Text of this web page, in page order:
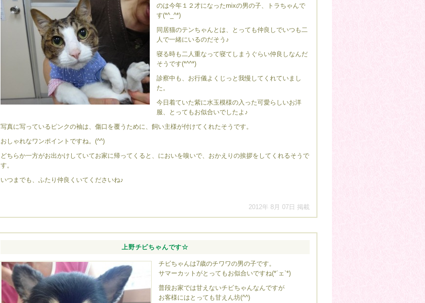
のは今年１２才になったmixの男の子、トラちゃんで
す(*^_^*)
同居猫のテンちゃんとは、とっても仲良しでいつも二
人で一緒にいるのだそう♪
寝る時も二人重なって寝てしまうぐらい仲良しなんだ
そうです(*^^*)
診察中も、お行儀よくじっと我慢してくれていまし
た。
今日着ていた紫に水玉模様の入った可愛らしいお洋
服、とってもお似合いでしたよ♪
写真に写っているピンクの袖は、傷口を覆うために、飼い主様が付けてくれたそうです。
おしゃれなワンポイントですね。(^^)
どちらか一方がお出かけしていてお家に帰ってくると、においを嗅いで、おかえりの挨拶をしてくれるそうで
す。
いつまでも、ふたり仲良くいてくださいね♪
2012年 8月 07日 掲載
上野チビちゃんです☆
チビちゃんは7歳のチワワの男の子です。
サマーカットがとってもお似合いですね(*´ェ`*)
普段お家では甘えないチビちゃんなんですが
お客様にはとっても甘えん坊(^^)